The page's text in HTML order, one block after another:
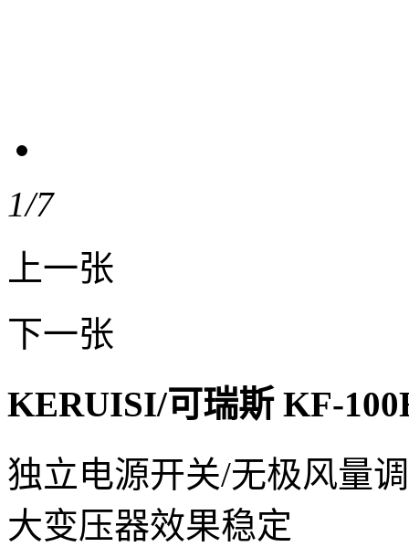
1/7
上一张
下一张
KERUISI/可瑞斯 KF-
独立电源开关/无极风量
大变压器效果稳定